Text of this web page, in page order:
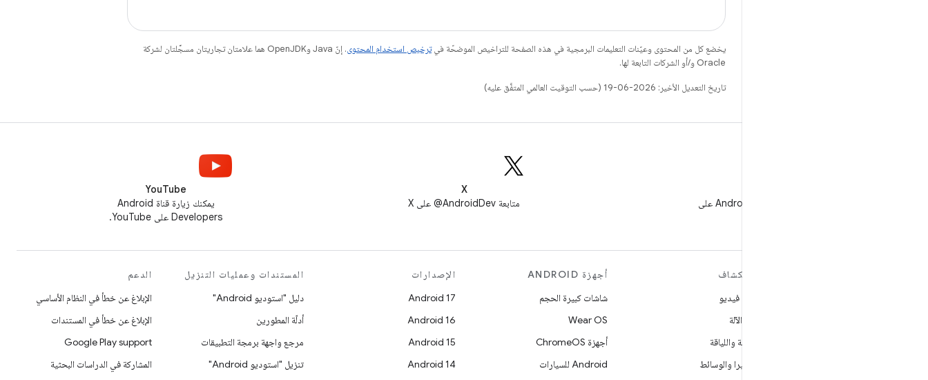
يخضع كل من المحتوى وعيّنات التعليمات البرمجية في هذه الصفحة للتراخيص الموضحّة فيترخيص استخدام المحتوى
. إنّ Java وOpenJDK هما علامتان تجاريتان مسجَّلتان لشركة
Oracle و/أو الشركات التابعة لها.
تاريخ التعديل الأخير: 2026-06-19 (حسب التوقيت العالمي المتفَّق عليه)
متابعة مطوّري برامج Android على
X
متابعة AndroidDev@ على X
YouTube
يمكنك زيارة قناة Android
Developers على YouTube.
استكشاف
ألعاب فيديو
تعلُم الآلة
الصحة واللياقة
الكاميرا والوسائط
أجهزة ANDROID
شاشات كبيرة الحجم
Wear OS
أجهزة ChromeOS
Android للسيارات
الإصدارات
Android 17
Android 16
Android 15
Android 14
المستندات وعمليات التنزيل
دليل "استوديو Android"
أدلّة المطورين
مرجع واجهة برمجة التطبيقات
تنزيل "استوديو Android"
الدعم
الإبلاغ عن خطأ في النظام الأساسي
الإبلاغ عن خطأ في المستندات
Google Play support
المشاركة في الدراسات البحثية